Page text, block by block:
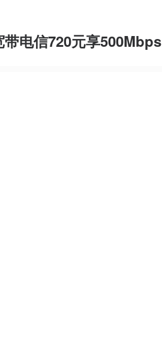
带电信720元享500Mbps